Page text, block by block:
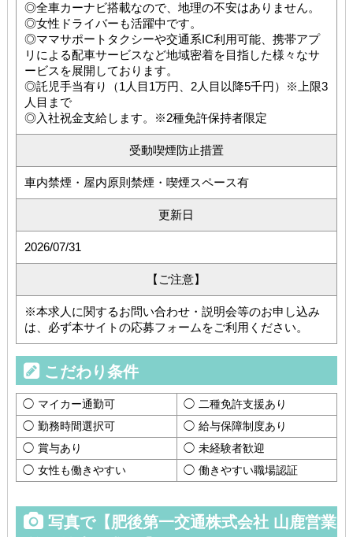
◎全車カーナビ搭載なので、地理の不安はありません。
◎女性ドライバーも活躍中です。
◎ママサポートタクシーや交通系IC利用可能、携帯アプ
リによる配車サービスなど地域密着を目指した様々なサ
ービスを展開しております。
◎託児手当有り（1人目1万円、2人目以降5千円）※上限3
人目まで
◎入社祝金支給します。※2種免許保持者限定
受動喫煙防止措置
車内禁煙・屋内原則禁煙・喫煙スペース有
更新日
2026/07/31
【ご注意】
※本求人に関するお問い合わせ・説明会等のお申し込み
は、必ず本サイトの応募フォームをご利用ください。
こだわり条件
マイカー通勤可
二種免許支援あり
勤務時間選択可
給与保障制度あり
賞与あり
未経験者歓迎
女性も働きやすい
働きやすい職場認証
写真で【肥後第一交通株式会社 山鹿営業